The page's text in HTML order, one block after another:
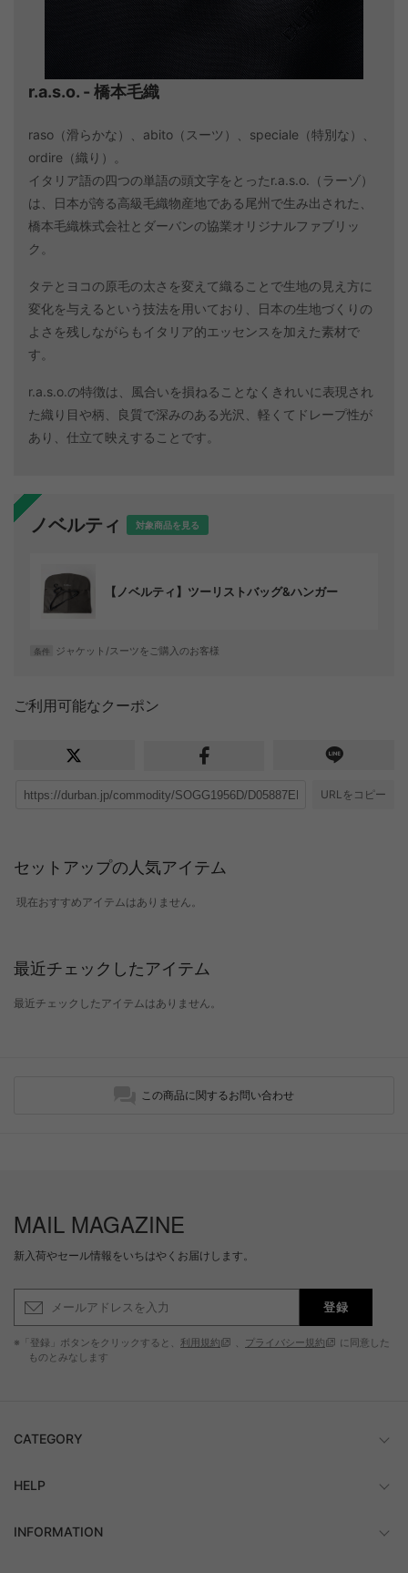
r.a.s.o. - 橋本毛織
raso（滑らかな）、abito（スーツ）、speciale（特別な）、
ordire（織り）。
イタリア語の四つの単語の頭文字をとったr.a.s.o.（ラーゾ）
は、日本が誇る高級毛織物産地である尾州で生み出された、
橋本毛織株式会社とダーバンの協業オリジナルファブリッ
ク。
タテとヨコの原毛の太さを変えて織ることで生地の見え方に
変化を与えるという技法を用いており、日本の生地づくりの
よさを残しながらもイタリア的エッセンスを加えた素材で
す。
r.a.s.o.の特徴は、風合いを損ねることなくきれいに表現され
た織り目や柄、良質で深みのある光沢、軽くてドレープ性が
あり、仕立て映えすることです。
ノベルティ 対象商品を見る
【ノベルティ】ツーリストバッグ&ハンガー
条件 ジャケット/スーツをご購入のお客様
ご利用可能なクーポン
URLをコピー
セットアップの人気アイテム
現在おすすめアイテムはありません。
最近チェックしたアイテム
最近チェックしたアイテムはありません。
この商品に関するお問い合わせ
MAIL MAGAZINE
新入荷やセール情報をいちはやくお届けします。
登録
※「登録」ボタンをクリックすると、 利用規約 プライバシー規約
に同意した
ものとみなします
CATEGORY
HELP
INFORMATION